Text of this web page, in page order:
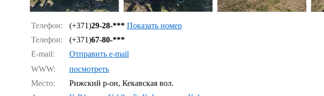
Телефон: (+371)29-28-*** Показать номер
Телефон:
(+371)67-80-***
E-mail:
Отправить e-mail
WWW:
посмотреть
Место:
Рижский р-он, Кекавская вол.